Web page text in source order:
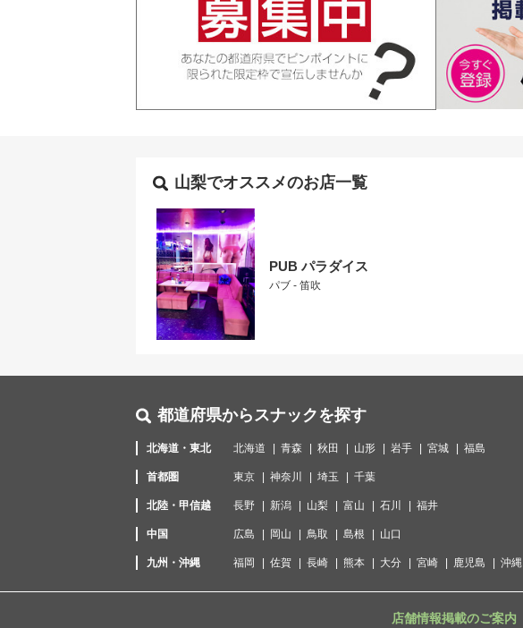
山梨でオススメのお店一覧
PUB パラダイス
パブ - 笛吹
都道府県からスナックを探す
北海道・東北 北海道 青森 秋田 山形 岩手 宮城 福島
首都圏 東京 神奈川 埼玉 千葉
北陸・甲信越 長野 新潟 山梨 富山 石川 福井
中国 広島 岡山 鳥取 島根 山口
九州・沖縄 福岡 佐賀 長崎 熊本 大分 宮崎 鹿児島 沖縄
店舗情報掲載のご案内